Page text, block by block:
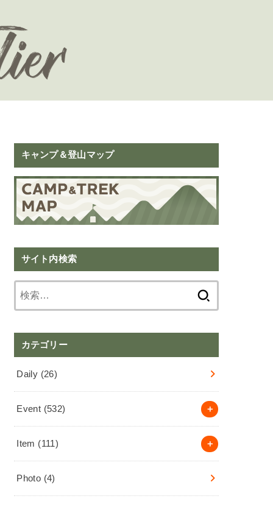
キャンプ＆登山マップ
サイト内検索
カテゴリー
Daily (26)
Event (532)
Item (111)
Photo (4)